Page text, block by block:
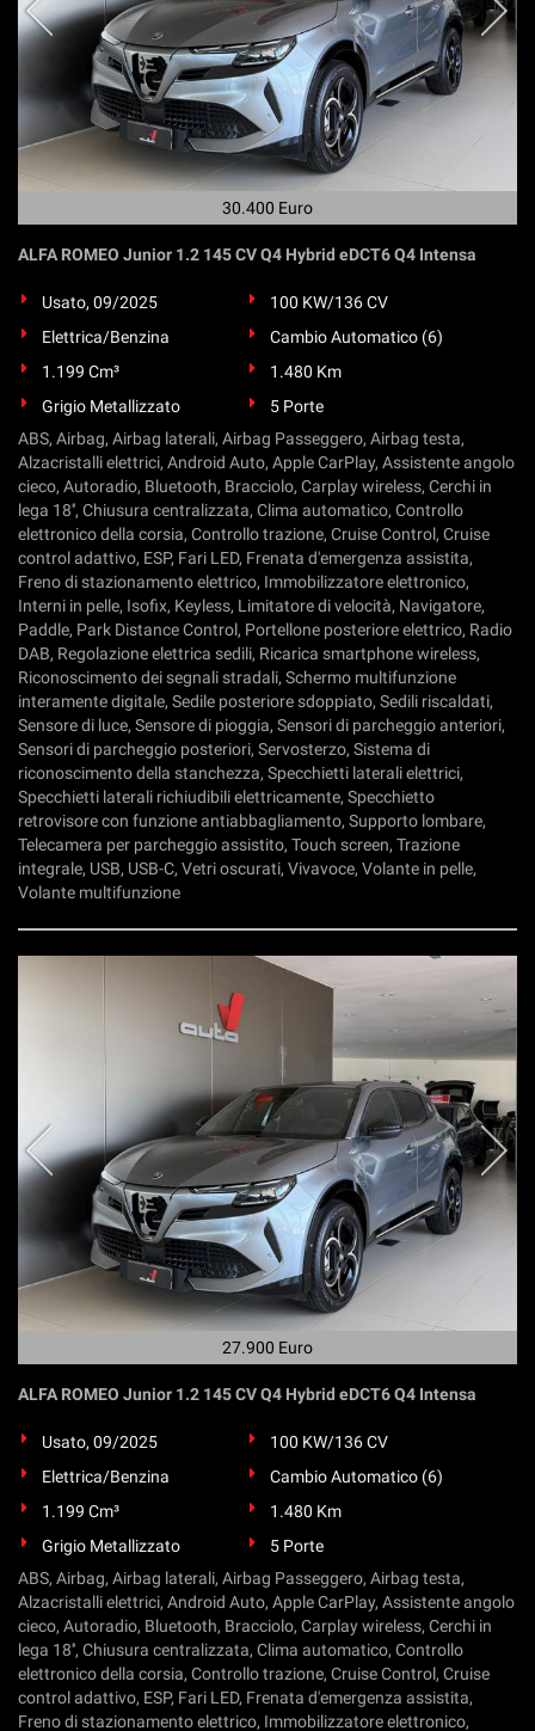
30.400 Euro
ALFA ROMEO Junior 1.2 145 CV Q4 Hybrid eDCT6 Q4 Intensa
Usato, 09/2025
100 KW/136 CV
Elettrica/Benzina
Cambio Automatico (6)
1.199 Cm³
1.480 Km
Grigio Metallizzato
5 Porte
ABS, Airbag, Airbag laterali, Airbag Passeggero, Airbag testa,
Alzacristalli elettrici, Android Auto, Apple CarPlay, Assistente angolo
cieco, Autoradio, Bluetooth, Bracciolo, Carplay wireless, Cerchi in
lega 18'', Chiusura centralizzata, Clima automatico, Controllo
elettronico della corsia, Controllo trazione, Cruise Control, Cruise
control adattivo, ESP, Fari LED, Frenata d'emergenza assistita,
Freno di stazionamento elettrico, Immobilizzatore elettronico,
Interni in pelle, Isofix, Keyless, Limitatore di velocità, Navigatore,
Paddle, Park Distance Control, Portellone posteriore elettrico, Radio
DAB, Regolazione elettrica sedili, Ricarica smartphone wireless,
Riconoscimento dei segnali stradali, Schermo multifunzione
interamente digitale, Sedile posteriore sdoppiato, Sedili riscaldati,
Sensore di luce, Sensore di pioggia, Sensori di parcheggio anteriori,
Sensori di parcheggio posteriori, Servosterzo, Sistema di
riconoscimento della stanchezza, Specchietti laterali elettrici,
Specchietti laterali richiudibili elettricamente, Specchietto
retrovisore con funzione antiabbagliamento, Supporto lombare,
Telecamera per parcheggio assistito, Touch screen, Trazione
integrale, USB, USB-C, Vetri oscurati, Vivavoce, Volante in pelle,
Volante multifunzione
27.900 Euro
ALFA ROMEO Junior 1.2 145 CV Q4 Hybrid eDCT6 Q4 Intensa
Usato, 09/2025
100 KW/136 CV
Elettrica/Benzina
Cambio Automatico (6)
1.199 Cm³
1.480 Km
Grigio Metallizzato
5 Porte
ABS, Airbag, Airbag laterali, Airbag Passeggero, Airbag testa,
Alzacristalli elettrici, Android Auto, Apple CarPlay, Assistente angolo
cieco, Autoradio, Bluetooth, Bracciolo, Carplay wireless, Cerchi in
lega 18'', Chiusura centralizzata, Clima automatico, Controllo
elettronico della corsia, Controllo trazione, Cruise Control, Cruise
control adattivo, ESP, Fari LED, Frenata d'emergenza assistita,
Freno di stazionamento elettrico, Immobilizzatore elettronico,
questi
strumenti
tracciamento
rimanda
cookie
rivedere
modificare
scelte
in
qualsiasi
momento.
Cookie necessari
Cookie delle preferenze
Cookie per il miglioramento dell'esperienza utente
Cookie analitici
Cookie di marketing
impostazioni